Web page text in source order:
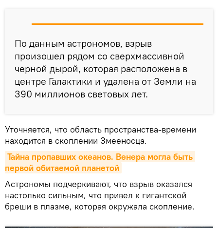
По данным астрономов, взрыв
произошел рядом со сверхмассивной
черной дырой, которая расположена в
центре Галактики и удалена от Земли на
390 миллионов световых лет.
Уточняется, что область пространства-времени
находится в скоплении Змееносца.
Тайна пропавших океанов. Венера могла быть
первой обитаемой планетой
Астрономы подчеркивают, что взрыв оказался
настолько сильным, что привел к гигантской
бреши в плазме, которая окружала скопление.